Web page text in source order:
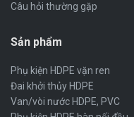
Câu hỏi thường gặp
Sản phẩm
Phụ kiện HDPE vặn ren
Đai khởi thủy HDPE
Van/vòi nước HDPE, PVC